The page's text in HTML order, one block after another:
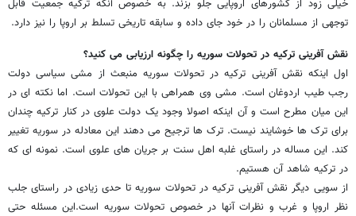
خیلی زود از کشورهای اروپایی جلو بزند. به خصوص آنکه ترکیه جمعیت قابل
توجهی از مسلمانان را در خود جای داده و سابقه تاریخی تسلط بر اروپا را نیز دارد.
نقش آفرینی ترکیه در تحولات سوریه را چگونه ارزیابی می کنید؟
اول اینکه نقش آفرینی ترکیه در تحولات سوریه منبعث از مشی سیاسی دولت
رجب طیب اردوغان است. مشی وی همراهی با این تحولات است. اما نکته ای در
این میان مطرح است و آن اینکه اصولا وجود یک دولت علوی در کنار ترکیه چندان
برای ترک ها خوشایند نیست. ترک ها ترجیح می دهند این معادله در سوریه تغییر
کند. این مساله در راستای غلبه اهل سنت بر جریان های علوی است. نمونه ای که
در ترکیه شاهد آن هستیم.
از سویی دیگر نقش آفرینی ترکیه در تحولات سوریه تا حدی زیادی در راستای جلب
نظر اروپا و غرب و نظرات آنها در خصوص تحولات سوریه است.این مسئله حتی